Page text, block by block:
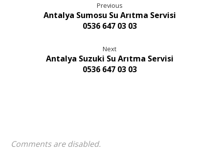
Previous
Antalya Sumosu Su Arıtma Servisi
0536 647 03 03
Next
Antalya Suzuki Su Arıtma Servisi
0536 647 03 03
Comments are disabled.